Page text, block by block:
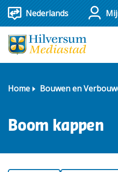
Home Bouwen en
Boom kappen